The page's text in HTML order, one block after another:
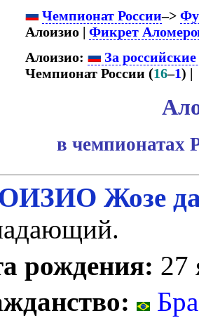
Чемпионат России–>
Алоизио | Фикрет
Алоизио:
За
Чемпионат России (16–1) |
в чемпионатах
Жозе
рождения: 27